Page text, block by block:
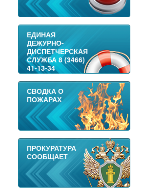
ЕДИНАЯ
ДЕЖУРНО-
ДИСПЕТЧЕРСКАЯ
СЛУЖБА 8 (3466)
41-13-34
СВОДКА О
ПОЖАРАХ
ПРОКУРАТУРА
СООБЩАЕТ